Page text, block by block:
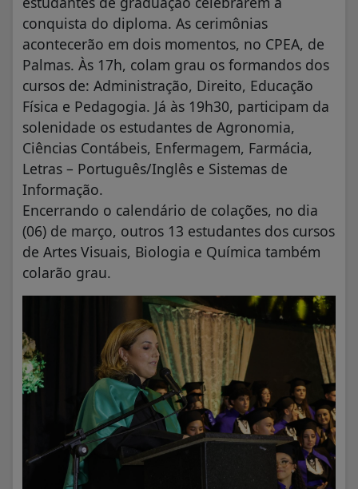
conquista do diploma. As cerimônias
acontecerão em dois momentos, no CPEA, de
Palmas. Às 17h, colam grau os formandos dos
cursos de: Administração, Direito, Educação
Física e Pedagogia. Já às 19h30, participam da
solenidade os estudantes de Agronomia,
Ciências Contábeis, Enfermagem, Farmácia,
Letras – Português/Inglês e Sistemas de
Informação.
Encerrando o calendário de colações, no dia
(06) de março, outros 13 estudantes dos cursos
de Artes Visuais, Biologia e Química também
colarão grau.